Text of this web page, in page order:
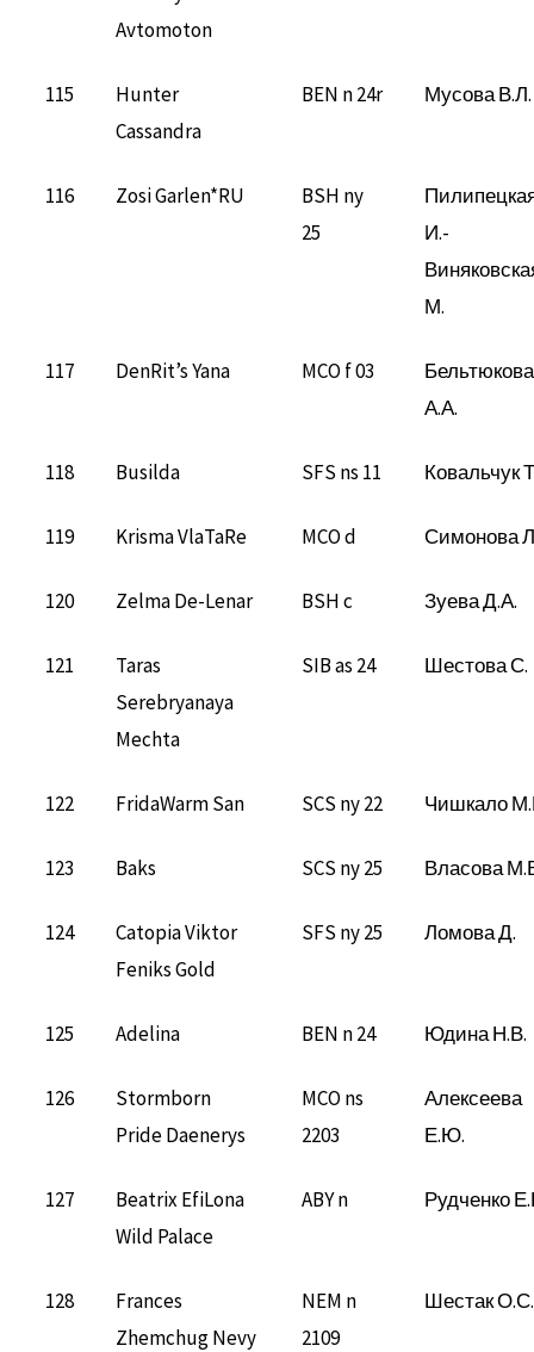
Avtomoton
115
Hunter
Cassandra
BEN n 24r Мусова В.Л.
116 Zosi Garlen*RU
BSH ny
25
И.-
М.
117 DenRit’s Yana MCO f 03
Бельтюкова
А.А.
118 Busilda SFS ns 11 Ковальчук
119 Krisma VlaTaRe MCO d Симонова
120 Zelma De-Lenar BSH c Зуева Д.А.
121
Taras
Serebryanaya
Mechta
SIB as 24 Шестова С.
122 FridaWarm San SCS ny 22 Чишкало
123 Baks SCS ny 25 Власова
124
Catopia Viktor
Feniks Gold
SFS ny 25 Ломова Д.
125 Adelina BEN n 24 Юдина Н.В.
126
Stormborn
Pride Daenerys
MCO ns
2203
Алексеева
Е.Ю.
127
Beatrix EfiLona
Wild Palace
ABY n Рудченко
128
Frances
Zhemchug Nevy
NEM n
2109
Шестак О.С.